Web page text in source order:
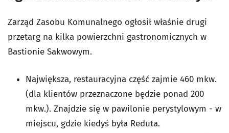
Zarząd Zasobu Komunalnego ogłosił właśnie drugi
przetarg na kilka powierzchni gastronomicznych w
Bastionie Sakwowym.
Największa, restauracyjna część zajmie 460 mkw.
(dla klientów przeznaczone będzie ponad 200
mkw.). Znajdzie się w pawilonie perystylowym - w
miejscu, gdzie kiedyś była Reduta.